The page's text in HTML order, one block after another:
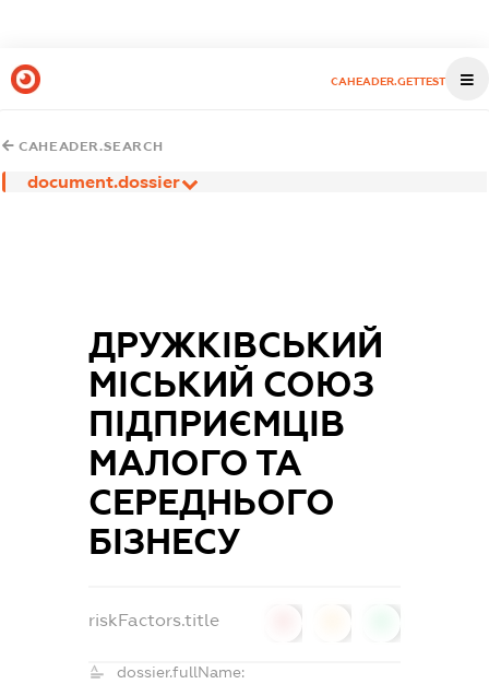
CAHEADER.GETTEST
CAHEADER.SEARCH
document.dossier
ДРУЖКІВСЬКИЙ
МІСЬКИЙ СОЮЗ
ПІДПРИЄМЦІВ
МАЛОГО ТА
СЕРЕДНЬОГО
БІЗНЕСУ
riskFactors.title
dossier.fullName: